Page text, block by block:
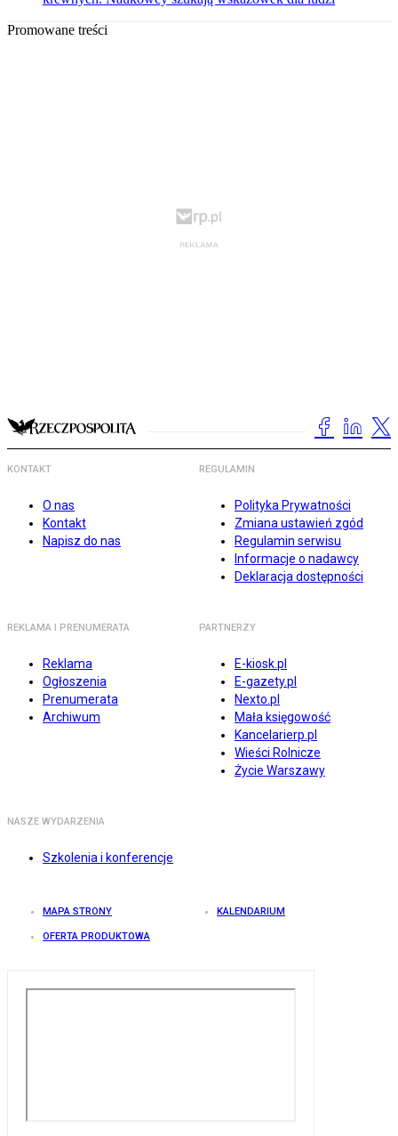
Promowane treści
KONTAKT
O nas
Kontakt
Napisz do nas
REGULAMIN
Polityka Prywatności
Zmiana ustawień zgód
Regulamin serwisu
Informacje o nadawcy
Deklaracja dostępności
REKLAMA I PRENUMERATA
Reklama
Ogłoszenia
Prenumerata
Archiwum
PARTNERZY
E-kiosk.pl
E-gazety.pl
Nexto.pl
Mała księgowość
Kancelarierp.pl
Wieści Rolnicze
Życie Warszawy
NASZE WYDARZENIA
Szkolenia i konferencje
MAPA STRONY KALENDARIUM
OFERTA PRODUKTOWA